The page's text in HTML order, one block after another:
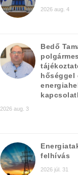
2026 aug. 4
Bedő
hőséggel
2026 aug. 3
felhívás
2026 júl. 31